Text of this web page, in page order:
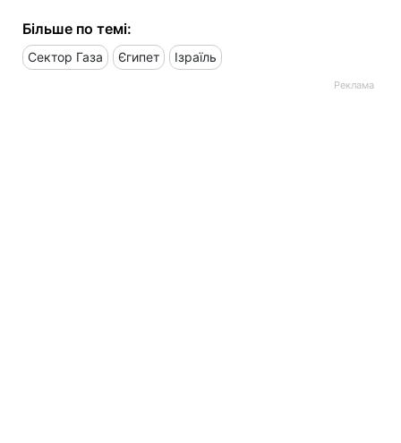
Більше по темі:
Сектор Газа Єгипет Ізраїль